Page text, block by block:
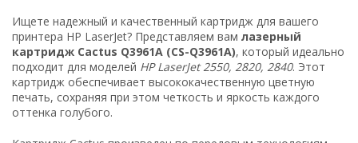
Ищете надежный и качественный картридж для вашего
принтера HP LaserJet? Представляем вам лазерный
картридж Cactus Q3961A (CS-Q3961A), который идеально
подходит для моделей HP LaserJet 2550, 2820, 2840. Этот
картридж обеспечивает высококачественную цветную
печать, сохраняя при этом четкость и яркость каждого
оттенка голубого.